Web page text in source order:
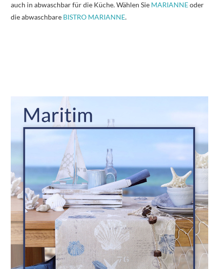
auch in abwaschbar für die Küche. Wählen Sie MARIANNEoder
die abwaschbare BISTRO MARIANNE.